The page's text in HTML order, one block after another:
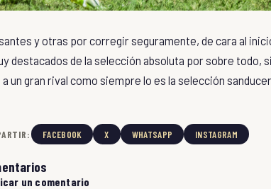
y otras por corregir seguramente, de cara al
destacados de la selección absoluta por sobre todo,
un gran rival como siempre lo es la selección
FACEBOOK X WHATSAPP INSTAGRAM
un comentario